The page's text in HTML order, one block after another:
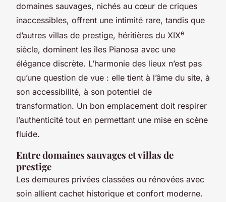
domaines sauvages, nichés au cœur de criques
inaccessibles, offrent une intimité rare, tandis que
d’autres villas de prestige, héritières du XIXe
siècle, dominent les îles Pianosa avec une
élégance discrète. L’harmonie des lieux n’est pas
qu’une question de vue : elle tient à l’âme du site, à
son accessibilité, à son potentiel de
transformation. Un bon emplacement doit respirer
l’authenticité tout en permettant une mise en scène
fluide.
Entre domaines sauvages et villas de
prestige
Les demeures privées classées ou rénovées avec
soin allient cachet historique et confort moderne.